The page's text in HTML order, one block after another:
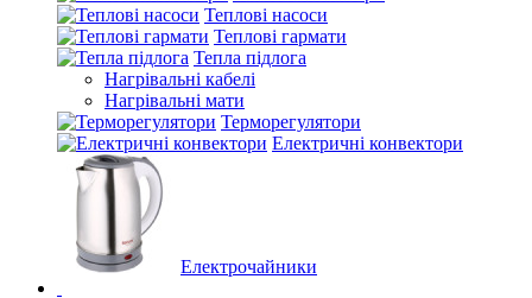
Теплові насоси
Теплові гармати
Тепла підлога
Нагрівальні кабелі
Нагрівальні мати
Терморегулятори
Електричні конвектори
Електрочайники